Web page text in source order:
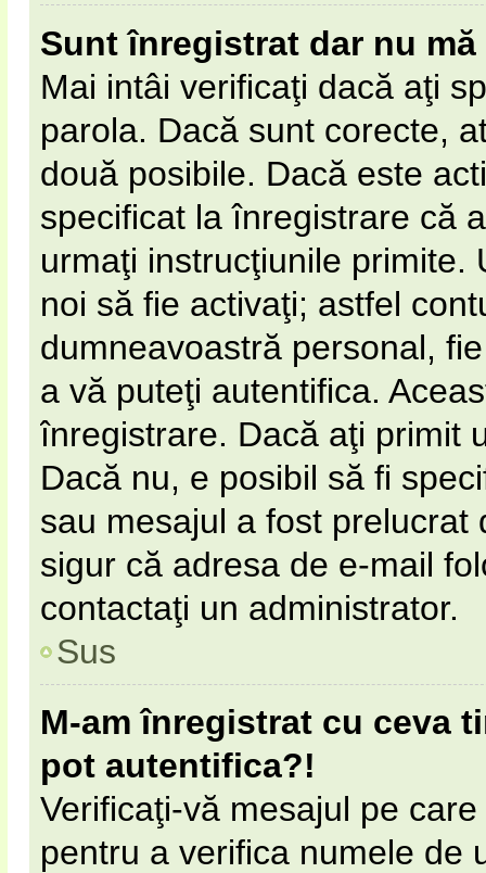
Sunt înregistrat dar nu
Mai intâi verificaţi dacă aţi
parola. Dacă sunt corecte,
două posibile. Dacă este
specificat la înregistrare că
urmaţi instrucţiunile primite.
noi să fie activaţi; astfel
dumneavoastră personal,
a vă puteţi autentifica.
înregistrare. Dacă aţi primit
Dacă nu, e posibil să fi
sau mesajul a fost
sigur că adresa de e-mail
contactaţi un administrator.
Sus
M-am înregistrat cu ceva
pot autentifica?!
Verificaţi-vă mesajul pe
pentru a verifica numele de